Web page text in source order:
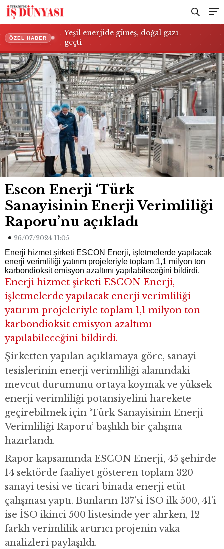
ÖZEL HABER
Yeşil enerjide güneş, doğal gazı
geçti
Escon Enerji ‘Türk
Sanayisinin Enerji Verimliliği
Raporu’nu açıkladı
26/07/2024 11:05
Enerji hizmet şirketi ESCON Enerji, işletmelerde yapılacak
enerji verimliliği yatırım projeleriyle toplam 1,1 milyon ton
karbondioksit emisyon azaltımı yapılabileceğini bildirdi.
Enerji hizmet şirketi ESCON Enerji,
işletmelerde yapılacak enerji verimliliği
yatırım projeleriyle toplam 1,1 milyon ton
karbondioksit emisyon azaltımı
yapılabileceğini bildirdi.
Şirketten yapılan açıklamaya göre, sanayi
tesislerinin enerji verimliliği alanındaki
mevcut durumunu ortaya koymak ve yüksek
enerji verimliliği potansiyelini harekete
geçirebilmek için ‘Türk Sanayisinin Enerji
Verimliliği Raporu’ başlıklı bir çalışma
hazırlandı.
Rapor kapsamında ESCON Enerji, 45 şehirde
14 sektörde faaliyet gösteren toplam 320
sanayi tesisi ve ticari binada enerji etüt
çalışması yaptı. Bunların 137’si İSO ilk 500, 41’i
ise İSO ikinci 500 listesinde yer alırken, 12
farklı verimlilik artırıcı projenin vaka
analizleri paylaşıldı.